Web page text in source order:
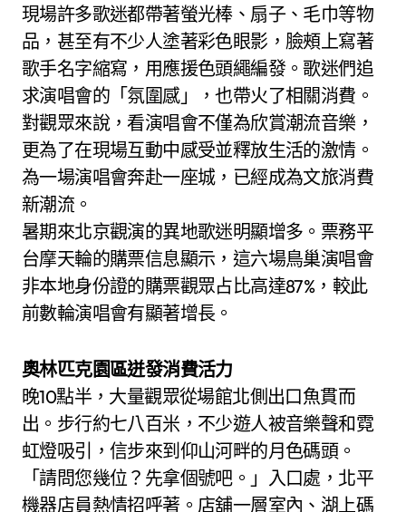
現場許多歌迷都帶著螢光棒、扇子、毛巾等物
品，甚至有不少人塗著彩色眼影，臉頰上寫著
歌手名字縮寫，用應援色頭繩編發。歌迷們追
求演唱會的「氛圍感」，也帶火了相關消費。
對觀眾來說，看演唱會不僅為欣賞潮流音樂，
更為了在現場互動中感受並釋放生活的激情。
為一場演唱會奔赴一座城，已經成為文旅消費
新潮流。
暑期來北京觀演的異地歌迷明顯增多。票務平
台摩天輪的購票信息顯示，這六場鳥巢演唱會
非本地身份證的購票觀眾占比高達87%，較此
前數輪演唱會有顯著增長。
奧林匹克園區迸發消費活力
晚10點半，大量觀眾從場館北側出口魚貫而
出。步行約七八百米，不少遊人被音樂聲和霓
虹燈吸引，信步來到仰山河畔的月色碼頭。
「請問您幾位？先拿個號吧。」入口處，北平
機器店員熱情招呼著。店舖一層室內、湖上碼